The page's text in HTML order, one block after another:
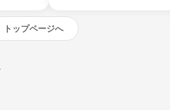
トップページへ